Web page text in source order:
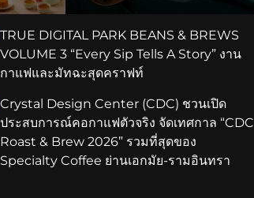
TRUE DIGITAL PARK BEANS & BREWS
VOLUME 3 “Every Sip Tells A Story” งาน
กาแฟและมัทฉะสุดคราฟท์
Crystal Design Center (CDC) ชวนเปิด
ประสบการณ์คอกาแฟตัวจริง จัดเทศกาล “CDC
Roast & Brew 2026” รวมที่สุดของ
Specialty Coffee ย่านเอกมัย-รามอินทรา